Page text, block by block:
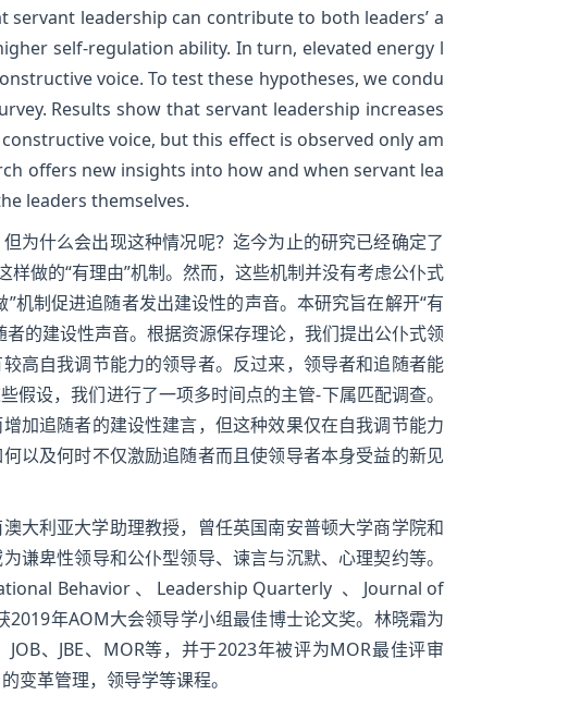
leadership can contribute to both leaders’ a
self-regulation ability. In turn, elevated energy l
voice. To test these hypotheses, we condu
Results show that servant leadership increases
voice, but this effect is observed only am
offers new insights into how and when servant lea
leaders themselves.
为什么会出现这种情况呢？迄今为止的研究已经确定了
做的“有理由”机制。然而，这些机制并没有考虑公仆式
机制促进追随者发出建设性的声音。本研究旨在解开“有
的建设性声音。根据资源保存理论，我们提出公仆式领
高自我调节能力的领导者。反过来，领导者和追随者能
设，我们进行了一项多时间点的主管-下属匹配调查。
加追随者的建设性建言，但这种效果仅在自我调节能力
以及何时不仅激励追随者而且使领导者本身受益的新见
大利亚大学助理教授，曾任英国南安普顿大学商学院和
谦卑性领导和公仆型领导、谏言与沉默、心理契约等。
Behavior 、 Leadership Quarterly 、 Journal of
年AOM大会领导学小组最佳博士论文奖。林晓霜为
、JBE、MOR等，并于2023年被评为MOR最佳评审
变革管理，领导学等课程。